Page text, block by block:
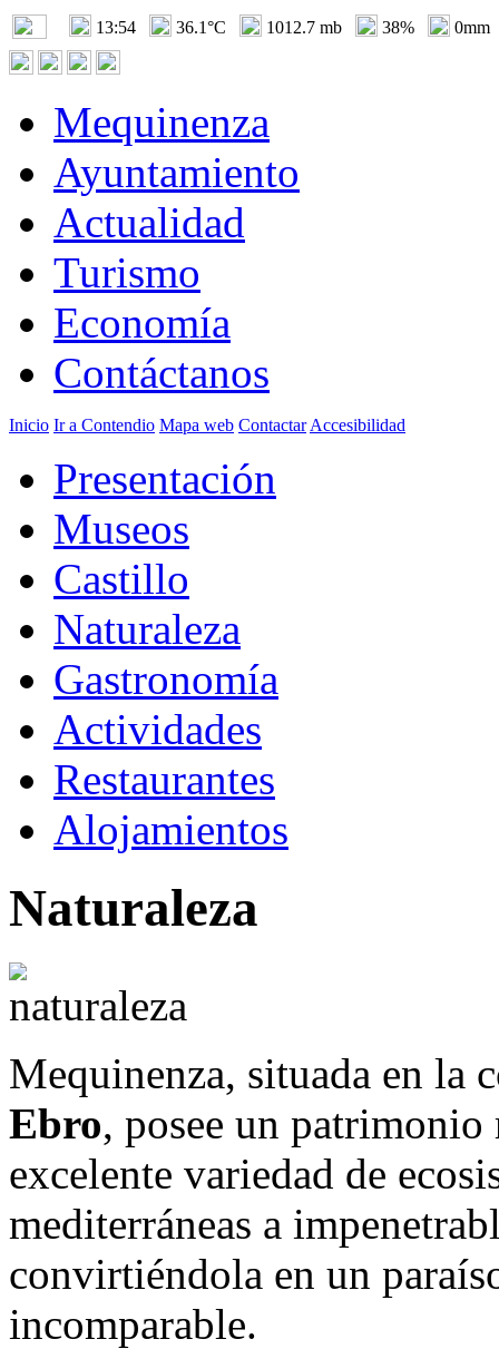
13:54 36.1°C 1012.7 mb 38% 0mm
Mequinenza
Ayuntamiento
Actualidad
Turismo
Economía
Contáctanos
Inicio Ir a Contendio Mapa web Contactar Accesibilidad
Presentación
Museos
Castillo
Naturaleza
Gastronomía
Actividades
Restaurantes
Alojamientos
Naturaleza
Mequinenza, situada en la
Ebro, posee un
excelente variedad de
mediterráneas a
convirtiéndola en un
incomparable.